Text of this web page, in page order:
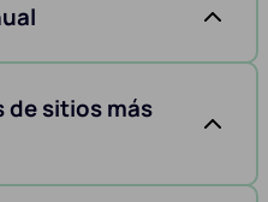
de sitios más